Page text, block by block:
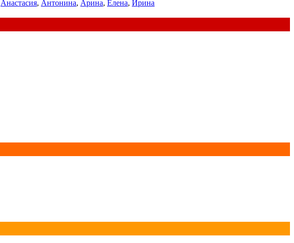
Анастасия, Антонина, Арина, Елена, Ирина